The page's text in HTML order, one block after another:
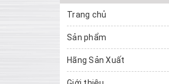
Trang chủ
Sản phẩm
Hãng Sản Xuất